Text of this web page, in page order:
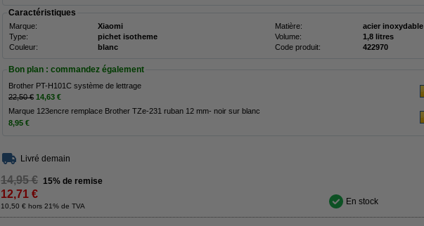
Caractéristiques
Marque: Xiaomi Matière:
acier inoxydable
Type:
pichet isotheme Volume:
1,8 litres
Couleur:
blanc Code produit: 422970
Bon plan : commandez également
Brother PT-H101C système de lettrage
22,50 € 14,63 €
Marque 123encre remplace Brother TZe-231 ruban 12 mm- noir sur blanc
8,95 €
Livré demain
14,95 € 15% de remise
12,71 €
10,50 € hors 21% de TVA En stock